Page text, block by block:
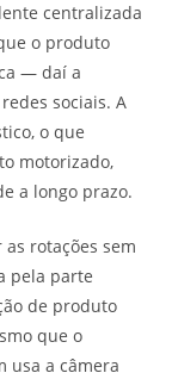
centralizada
o produto
— daí a
sociais. A
o que
motorizado,
a longo prazo.
rotações sem
pela parte
de produto
que o
usa a câmera